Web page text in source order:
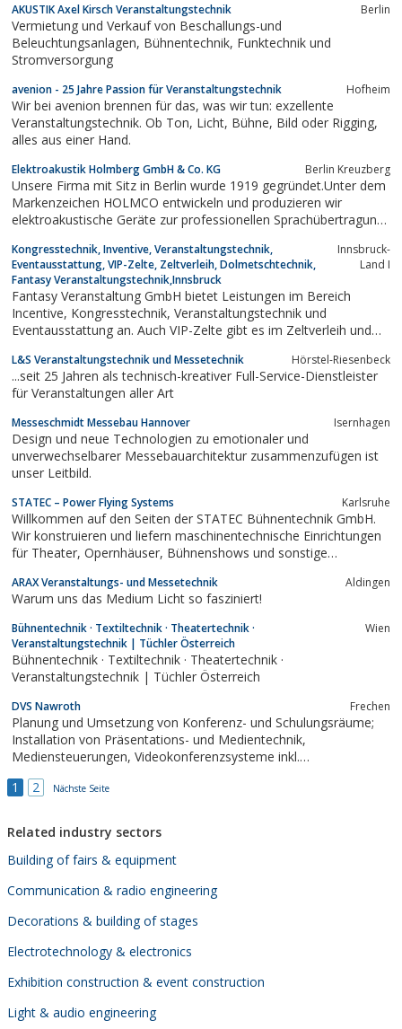
AKUSTIK Axel Kirsch Veranstaltungstechnik Berlin
Vermietung und Verkauf von Beschallungs-und
Beleuchtungsanlagen, Bühnentechnik, Funktechnik und
Stromversorgung
avenion - 25 Jahre Passion für Veranstaltungstechnik Hofheim
Wir bei avenion brennen für das, was wir tun: exzellente
Veranstaltungstechnik. Ob Ton, Licht, Bühne, Bild oder Rigging,
alles aus einer Hand.
Elektroakustik Holmberg GmbH & Co. KG Berlin Kreuzberg
Unsere Firma mit Sitz in Berlin wurde 1919 gegründet.Unter dem
Markenzeichen HOLMCO entwickeln und produzieren wir
elektroakustische Geräte zur professionellen Sprachübertragung
Produkte reicht von Schallwandlern über Mikrofone bis zu
Hörsprechgarnituren für höchste...
Kongresstechnik, Inventive, Veranstaltungstechnik,
Eventausstattung, VIP-Zelte, Zeltverleih, Dolmetschtechnik,
Fantasy Veranstaltungstechnik,Innsbruck
Innsbruck-
Land I
Fantasy Veranstaltung GmbH bietet Leistungen im Bereich
Incentive, Kongresstechnik, Veranstaltungstechnik und
Eventausstattung an. Auch VIP-Zelte gibt es im Zeltverleih und
Dolmetscheranlagen und Lichttechnik im Angebot. -
L&S Veranstaltungstechnik und Messetechnik Hörstel-Riesenbeck
...seit 25 Jahren als technisch-kreativer Full-Service-Dienstleister
für Veranstaltungen aller Art
Messeschmidt Messebau Hannover Isernhagen
Design und neue Technologien zu emotionaler und
unverwechselbarer Messebauarchitektur zusammenzufügen ist
unser Leitbild.
STATEC – Power Flying Systems Karlsruhe
Willkommen auf den Seiten der STATEC Bühnentechnik GmbH.
Wir konstruieren und liefern maschinentechnische Einrichtungen
für Theater, Opernhäuser, Bühnenshows und sonstige
ARAX Veranstaltungs- und Messetechnik Aldingen
Warum uns das Medium Licht so fasziniert!
Bühnentechnik · Textiltechnik · Theatertechnik ·
Veranstaltungstechnik | Tüchler Österreich
Wien
Bühnentechnik · Textiltechnik · Theatertechnik ·
Veranstaltungstechnik | Tüchler Österreich
DVS Nawroth Frechen
Planung und Umsetzung von Konferenz- und Schulungsräume;
Installation von Präsentations- und Medientechnik,
Mediensteuerungen, Videokonferenzsysteme inkl.
Projektionen, Rückprojektionen, LED-Displays, Interactive-
1 2 Nächste Seite
Related industry sectors
Building of fairs & equipment
Communication & radio engineering
Decorations & building of stages
Electrotechnology & electronics
Exhibition construction & event construction
Light & audio engineering